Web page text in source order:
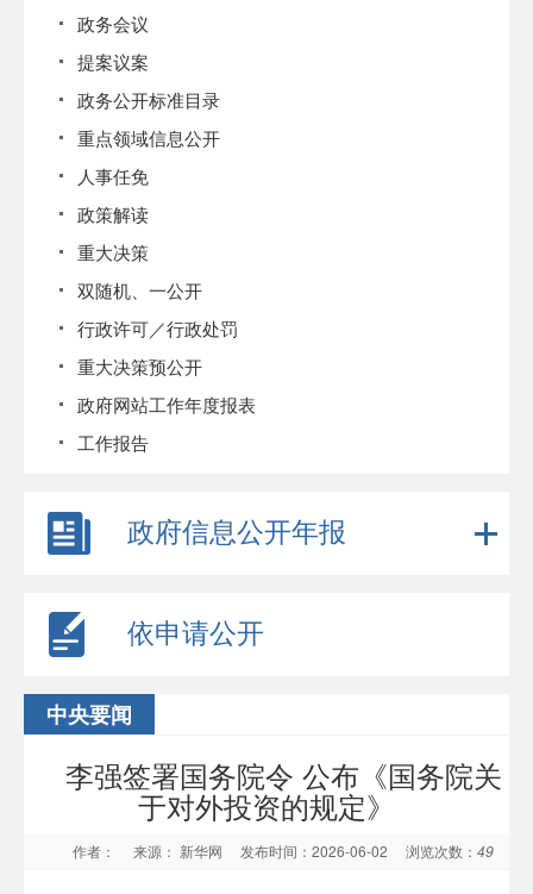
政务会议
提案议案
政务公开标准目录
重点领域信息公开
人事任免
政策解读
重大决策
双随机、一公开
行政许可／行政处罚
重大决策预公开
政府网站工作年度报表
工作报告
政府信息公开年报
依申请公开
中央要闻
李强签署国务院令 公布《国务院关
于对外投资的规定》
作者： 来源： 新华网 发布时间：2026-06-02 浏览次数： 49